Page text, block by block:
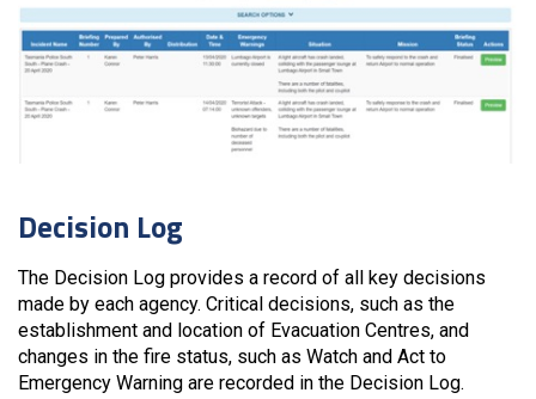
Decision Log
The Decision Log provides a record of all key decisions
made by each agency. Critical decisions, such as the
establishment and location of Evacuation Centres, and
changes in the fire status, such as Watch and Act to
Emergency Warning are recorded in the Decision Log.